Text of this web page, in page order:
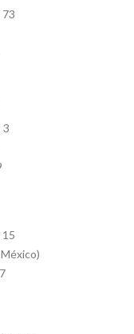
3
15